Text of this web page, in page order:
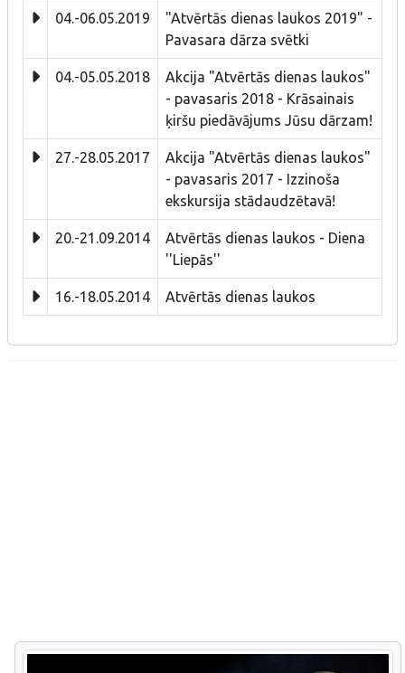
04.-06.05.2019
"Atvērtās dienas laukos 2019" -
Pavasara dārza svētki
04.-05.05.2018
Akcija "Atvērtās dienas laukos"
- pavasaris 2018 - Krāsainais
ķiršu piedāvājums Jūsu dārzam!
27.-28.05.2017
Akcija "Atvērtās dienas laukos"
- pavasaris 2017 - Izzinoša
ekskursija stādaudzētavā!
20.-21.09.2014
Atvērtās dienas laukos - Diena
''Liepās''
16.-18.05.2014 Atvērtās dienas laukos